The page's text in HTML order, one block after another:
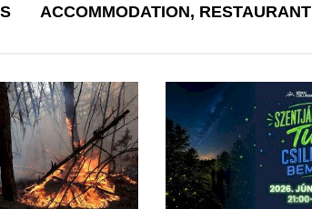
ACCOMMODATION, RESTAURANT